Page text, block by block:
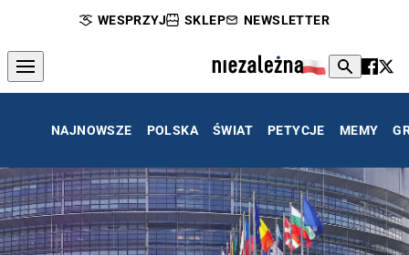
WESPRZYJ SKLEP NEWSLETTER
NAJNOWSZE POLSKA ŚWIAT PETYCJE MEMY